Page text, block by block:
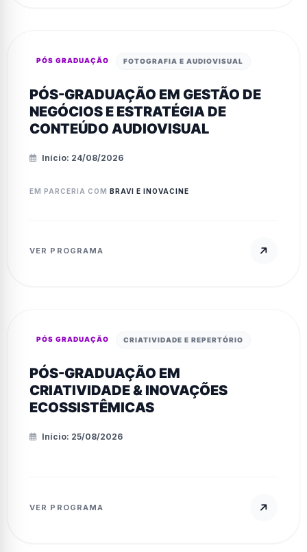
PÓS GRADUAÇÃO FOTOGRAFIA E AUDIOVISUAL
PÓS-GRADUAÇÃO EM GESTÃO DE
NEGÓCIOS E ESTRATÉGIA DE
CONTEÚDO AUDIOVISUAL
Início: 24/08/2026
EM PARCERIA COM BRAVI E INOVACINE
VER PROGRAMA
PÓS GRADUAÇÃO CRIATIVIDADE E REPERTÓRIO
PÓS-GRADUAÇÃO EM
CRIATIVIDADE & INOVAÇÕES
ECOSSISTÊMICAS
Início: 25/08/2026
VER PROGRAMA